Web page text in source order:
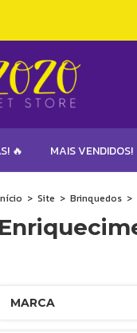
🔥 MAIS VENDIDOS!
> Site > Brinquedos >
MARCA